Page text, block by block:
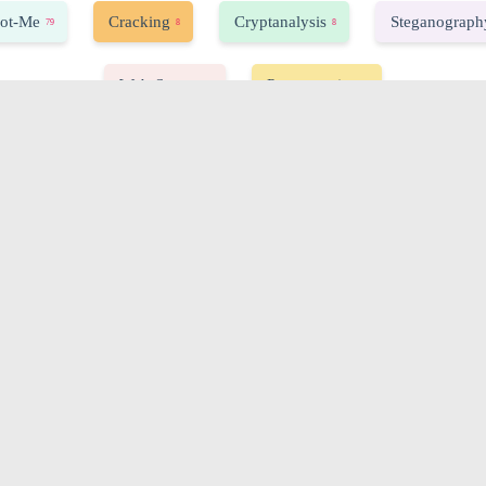
Me 79 Cracking 8 Cryptanalysis 8
Web-Server Programming